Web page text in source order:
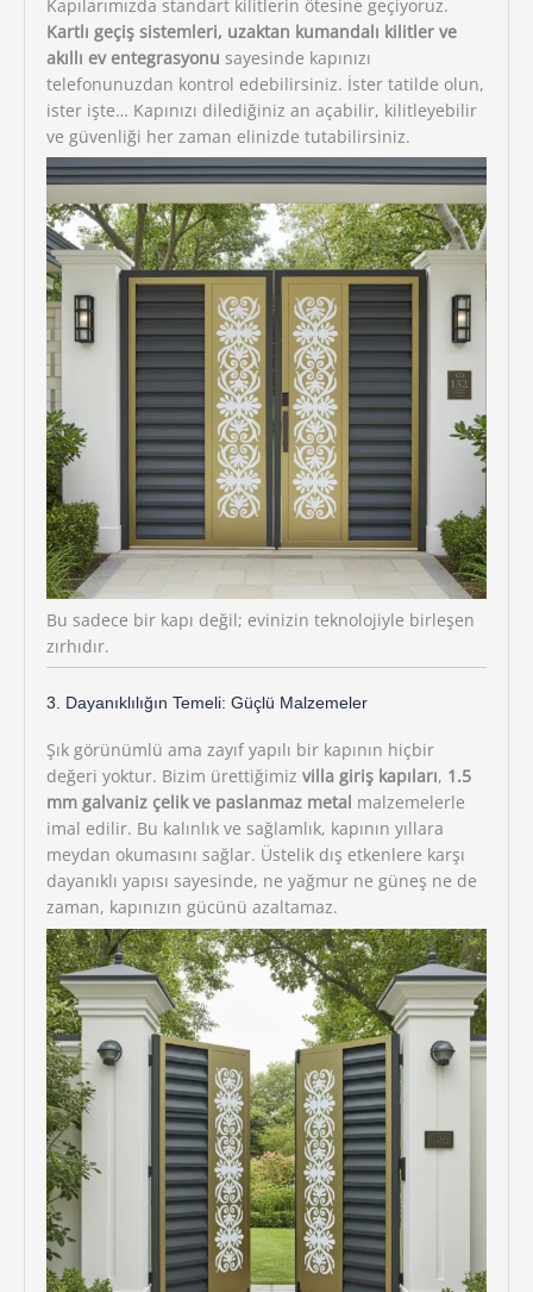
Kapılarımızda standart kilitlerin ötesine geçiyoruz.
Kartlı geçiş sistemleri, uzaktan kumandalı kilitler ve
akıllı ev entegrasyonu sayesinde kapınızı
telefonunuzdan kontrol edebilirsiniz. İster tatilde olun,
ister işte… Kapınızı dilediğiniz an açabilir, kilitleyebilir
ve güvenliği her zaman elinizde tutabilirsiniz.
Bu sadece bir kapı değil; evinizin teknolojiyle birleşen
zırhıdır.
3. Dayanıklılığın Temeli: Güçlü Malzemeler
Şık görünümlü ama zayıf yapılı bir kapının hiçbir
değeri yoktur. Bizim ürettiğimiz villa giriş kapıları, 1.5
mm galvaniz çelik ve paslanmaz metal malzemelerle
imal edilir. Bu kalınlık ve sağlamlık, kapının yıllara
meydan okumasını sağlar. Üstelik dış etkenlere karşı
dayanıklı yapısı sayesinde, ne yağmur ne güneş ne de
zaman, kapınızın gücünü azaltamaz.